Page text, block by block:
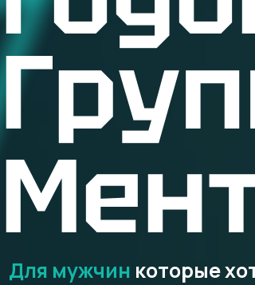
Для мужчин которые